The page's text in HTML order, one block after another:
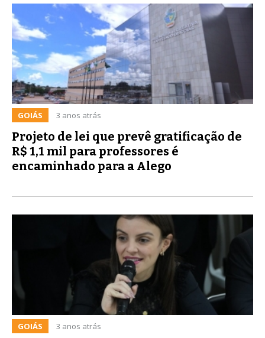
GOIÁS 3 anos atrás
Projeto de lei que prevê gratificação de
R$ 1,1 mil para professores é
encaminhado para a Alego
GOIÁS 3 anos atrás